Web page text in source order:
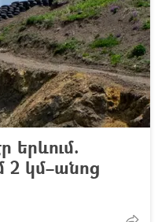
երևում.
2 կմ–անոց